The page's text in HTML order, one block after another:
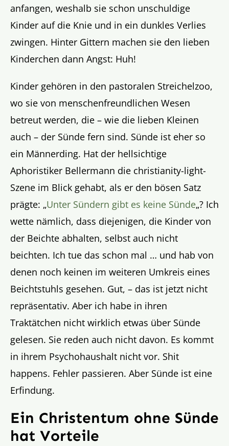
anfangen, weshalb sie schon unschuldige
Kinder auf die Knie und in ein dunkles Verlies
zwingen. Hinter Gittern machen sie den lieben
Kinderchen dann Angst: Huh!
Kinder gehören in den pastoralen Streichelzoo,
wo sie von menschenfreundlichen Wesen
betreut werden, die – wie die lieben Kleinen
auch – der Sünde fern sind. Sünde ist eher so
ein Männerding. Hat der hellsichtige
Aphoristiker Bellermann die christianity-light-
Szene im Blick gehabt, als er den bösen Satz
prägte: „Unter Sündern gibt es keine Sünde„? Ich
wette nämlich, dass diejenigen, die Kinder von
der Beichte abhalten, selbst auch nicht
beichten. Ich tue das schon mal … und hab von
denen noch keinen im weiteren Umkreis eines
Beichtstuhls gesehen. Gut, – das ist jetzt nicht
repräsentativ. Aber ich habe in ihren
Traktätchen nicht wirklich etwas über Sünde
gelesen. Sie reden auch nicht davon. Es kommt
in ihrem Psychohaushalt nicht vor. Shit
happens. Fehler passieren. Aber Sünde ist eine
Erfindung.
Ein Christentum ohne Sünde
hat Vorteile